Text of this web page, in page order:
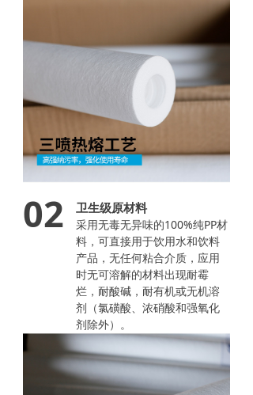
02 卫生级原材料
采用无毒无异味的100%纯PP材
料，可直接用于饮用水和饮料
产品，无任何粘合介质，应用
时无可溶解的材料出现耐霉
烂，耐酸碱，耐有机或无机溶
剂（氯磺酸、浓硝酸和强氧化
剂除外）。